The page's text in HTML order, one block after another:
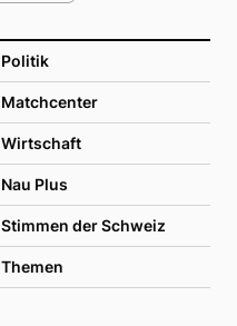
Politik
Matchcenter
Wirtschaft
Nau Plus
Stimmen der Schweiz
Themen